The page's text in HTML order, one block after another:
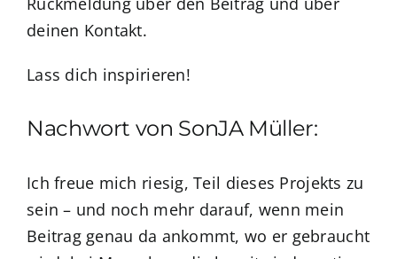
deinen Kontakt.
Lass dich inspirieren!
Nachwort von SonJA Müller:
Ich freue mich riesig, Teil dieses Projekts zu
sein – und noch mehr darauf, wenn mein
Beitrag genau da ankommt, wo er gebraucht